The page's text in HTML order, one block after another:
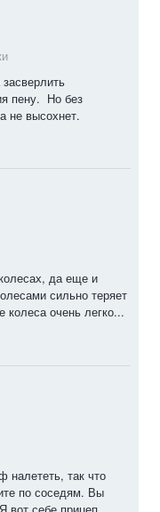
пену. Но без
не высохнет.
да еще и
сильно теряет
колеса очень легко...
так что
по соседям. Вы